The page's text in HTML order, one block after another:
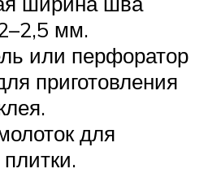
мм.
или перфоратор
приготовления
для